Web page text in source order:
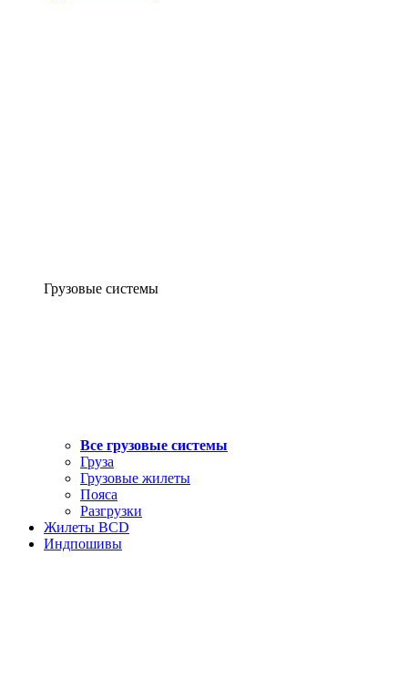
Грузовые системы
Все грузовые системы
Груза
Грузовые жилеты
Пояса
Разгрузки
Жилеты BCD
Индпошивы